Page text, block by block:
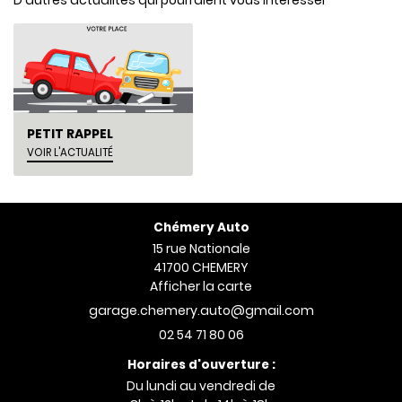
D'OCCASION
AVIS
ACTUALITÉS
CONTACT
PETIT RAPPEL
VOIR L'ACTUALITÉ
Chémery Auto
15 rue Nationale
41700 CHEMERY
Afficher la carte
02 54 71 80 06
Horaires d'ouverture :
Du lundi au vendredi de